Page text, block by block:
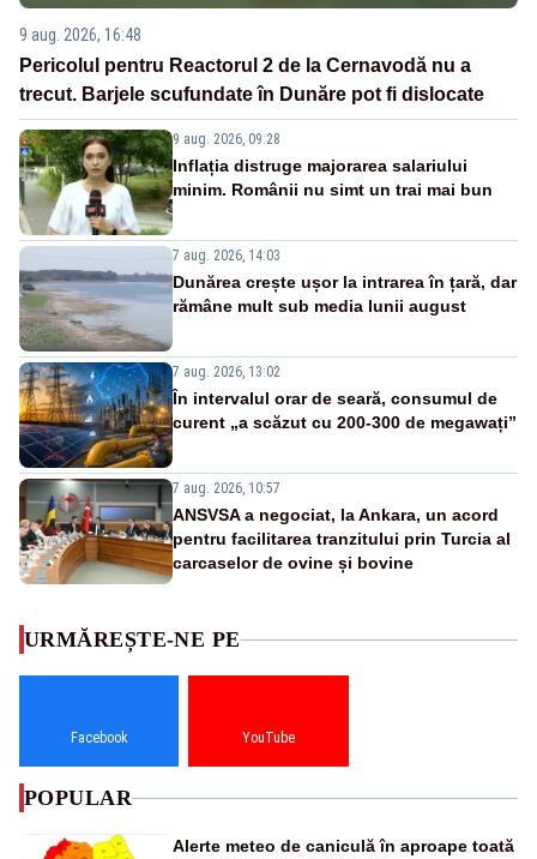
9 aug. 2026, 16:48
Pericolul pentru Reactorul 2 de la Cernavodă nu a
trecut. Barjele scufundate în Dunăre pot fi dislocate
9 aug. 2026, 09:28
Inflația distruge majorarea salariului
minim. Românii nu simt un trai mai bun
7 aug. 2026, 14:03
Dunărea crește ușor la intrarea în țară, dar
rămâne mult sub media lunii august
7 aug. 2026, 13:02
În intervalul orar de seară, consumul de
curent „a scăzut cu 200-300 de megawați”
7 aug. 2026, 10:57
ANSVSA a negociat, la Ankara, un acord
pentru facilitarea tranzitului prin Turcia al
carcaselor de ovine și bovine
URMĂREȘTE-NE PE
Facebook YouTube
POPULAR
Alerte meteo de caniculă în aproape toată